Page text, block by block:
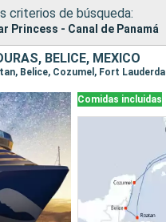
criterios de búsqueda:
Princess - Canal de Panamá
BELICE, MÉXICO
Belice, Cozumel, Fort
Comidas incluidas